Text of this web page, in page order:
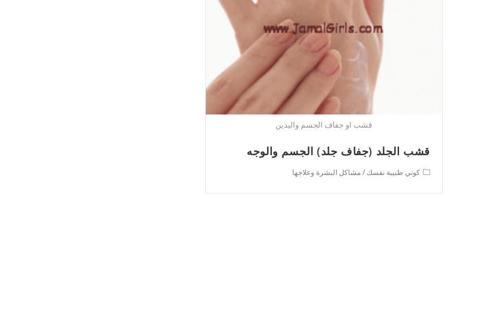
قشب او جفاف الجسم واليدين
قشب الجلد (جفاف جلد) الجسم والوجه
Postكوني طبيبة نفسك /مشاكل البشرة وعلاجها